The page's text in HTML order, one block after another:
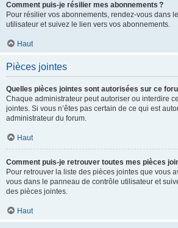
Comment puis-je résilier mes abonnements ?
Pour résilier vos abonnements, rendez-vous dans
utilisateur et suivez le lien vers vos abonnements.
Haut
Pièces jointes
Quelles pièces jointes sont autorisées sur ce
Chaque administrateur peut autoriser ou interdire
jointes. Si vous n’êtes pas certain de ce qui est
administrateur du forum.
Haut
Comment puis-je retrouver toutes mes pièces
Pour retrouver la liste des pièces jointes que vous
vous dans le panneau de contrôle utilisateur et
des pièces jointes.
Haut